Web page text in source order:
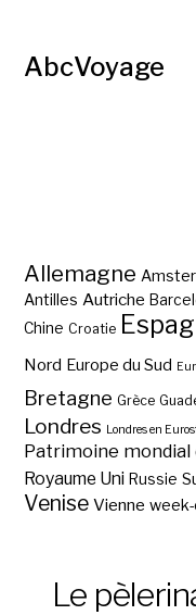
AbcVoyage
Allemagne
Antilles Autriche
Chine Croatie
Nord Europe du Sud
Bretagne Grèce
Londres Londres en
Patrimoine mondial
Royaume Uni Russie
Venise Vienne
Le